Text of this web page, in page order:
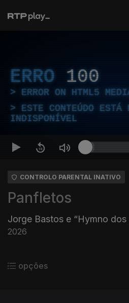
ERRO 100
ERROR ON HTML5
ESTE CONTEÚDO ESTÁ
INDISPONÍVEL
CONTROLO PARENTAL INATIVO
Panfletos
Jorge Bastos e “Hymno dos
2026
opções